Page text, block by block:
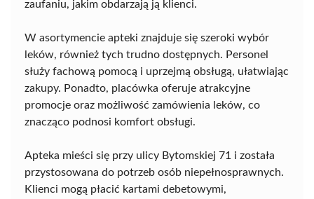
zaufaniu, jakim obdarzają ją klienci.
W asortymencie apteki znajduje się szeroki wybór
leków, również tych trudno dostępnych. Personel
służy fachową pomocą i uprzejmą obsługą, ułatwiając
zakupy. Ponadto, placówka oferuje atrakcyjne
promocje oraz możliwość zamówienia leków, co
znacząco podnosi komfort obsługi.
Apteka mieści się przy ulicy Bytomskiej 71 i została
przystosowana do potrzeb osób niepełnosprawnych.
Klienci mogą płacić kartami debetowymi,